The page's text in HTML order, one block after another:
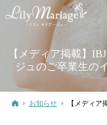
【メディア掲載】
ジュのご卒業生の
ホーム
お知らせ 【メディ